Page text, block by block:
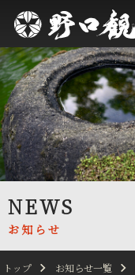
NEWS
お知らせ
トップ お知らせ一覧